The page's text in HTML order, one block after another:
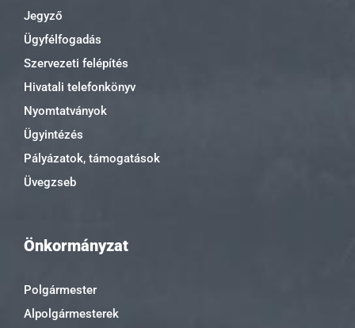
Jegyző
Ügyfélfogadás
Szervezeti felépítés
Hivatali telefonkönyv
Nyomtatványok
Ügyintézés
Pályázatok, támogatások
Üvegzseb
Önkormányzat
Polgármester
Alpolgármesterek